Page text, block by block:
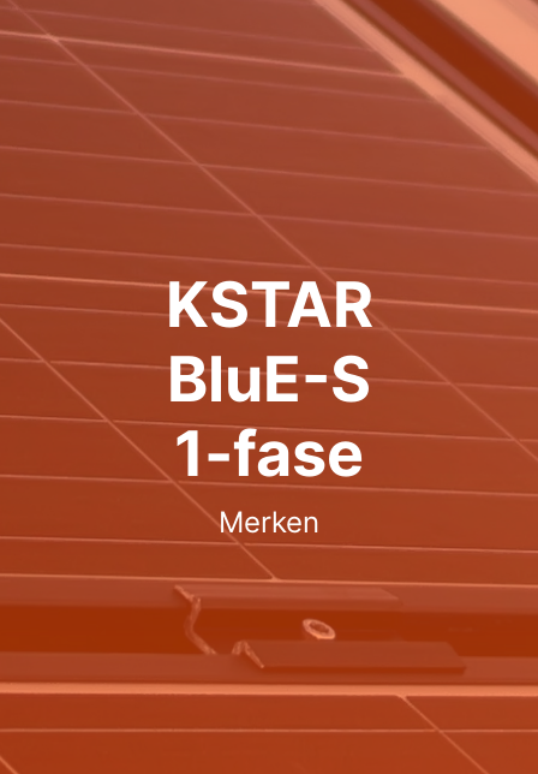
KSTAR
BluE-S
1-fase
Merken